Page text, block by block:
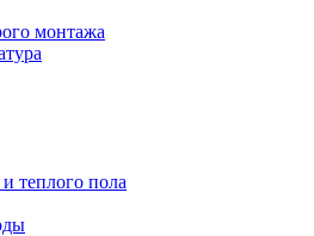
монтажа
теплого пола